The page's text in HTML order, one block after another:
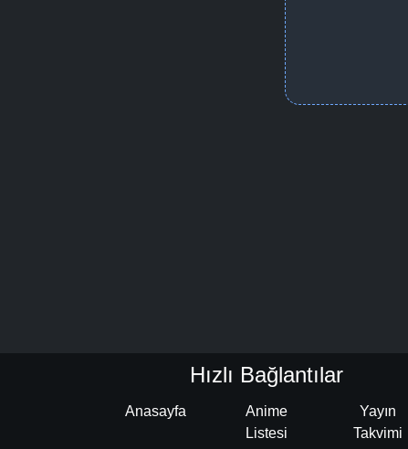
Hızlı Bağlantılar
Anasayfa
Anime
Listesi
Yayın
Takvimi